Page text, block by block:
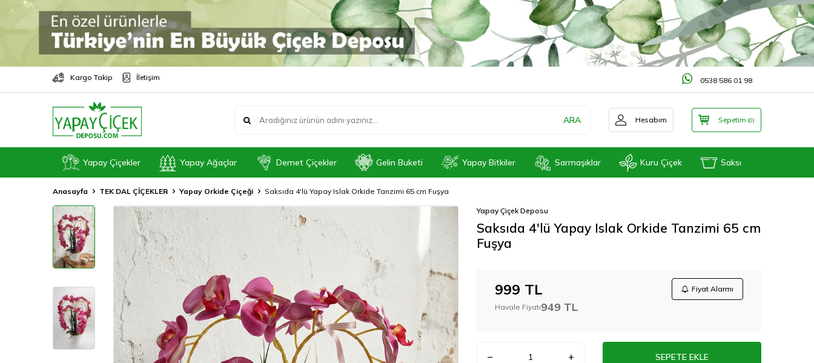
Kargo Takip İletişim 0538 586 01 98
ARA Hesabım Sepetim (0)
Yapay Çiçekler Yapay Ağaçlar Demet Çiçekler Gelin Buketi Yapay Bitkiler Sarmaşıklar Kuru Çiçek Saksı
Anasayfa TEK DAL ÇİÇEKLER Yapay Orkide Çiçeği Saksıda 4'lü Yapay Islak Orkide Tanzimi 65 cm Fuşya
Yapay Çiçek Deposu
Saksıda 4'lü Yapay Islak Orkide Tanzimi 65 cm
Fuşya
999 TL
Fiyat Alarmı
Havale Fiyatı949 TL
SEPETE EKLE